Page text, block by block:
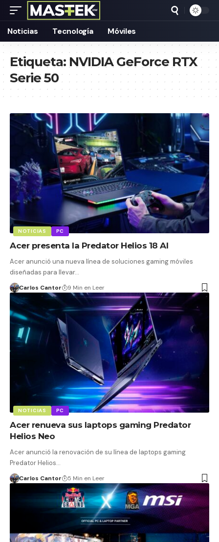
Noticias Tecnología Móviles
Etiqueta:NVIDIA GeForce RTX
Serie 50
NOTICIAS PC
Acer presenta la Predator Helios 18 AI
Acer anunció una nueva línea de soluciones gaming móviles
diseñadas para llevar…
Carlos Cantor 9 Min en Leer
NOTICIAS PC
Acer renueva sus laptops gaming Predator
Helios Neo
Acer anunció la renovación de su línea de laptops gaming
Predator Helios…
Carlos Cantor 5 Min en Leer